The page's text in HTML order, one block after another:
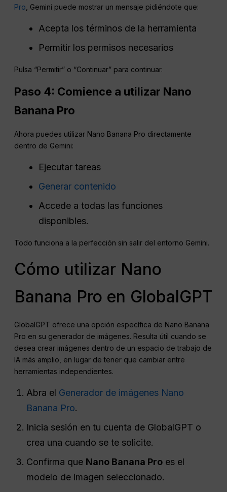
Pro , Gemini puede mostrar un mensaje pidiéndote que:
Acepta los términos de la herramienta
Permitir los permisos necesarios
Pulsa “Permitir” o “Continuar” para continuar.
Paso 4: Comience a utilizar Nano
Banana Pro
Ahora puedes utilizar Nano Banana Pro directamente
dentro de Gemini:
Ejecutar tareas
Generar contenido
Accede a todas las funciones
disponibles.
Todo funciona a la perfección sin salir del entorno Gemini.
Cómo utilizar Nano
Banana Pro en GlobalGPT
GlobalGPT ofrece una opción específica de Nano Banana
Pro en su generador de imágenes. Resulta útil cuando se
desea crear imágenes dentro de un espacio de trabajo de
IA más amplio, en lugar de tener que cambiar entre
herramientas independientes.
Abra el Generador de imágenes Nano
Banana Pro.
Inicia sesión en tu cuenta de GlobalGPT o
crea una cuando se te solicite.
Confirma que Nano Banana Pro es el
modelo de imagen seleccionado.